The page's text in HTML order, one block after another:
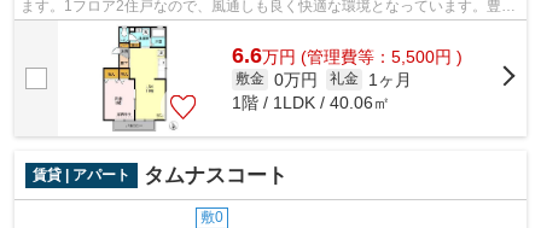
ます。1フロア2住戸なので、風通しも良く快適な環境となっています。豊か
な自然が豊富にあるのは大型タウンの中...
6.6万円 (管理費等：5,500円 )
敷金 0万円 礼金
1ヶ月
1階 / 1LDK / 40.06㎡
賃貸 | アパート タムナスコート
敷0